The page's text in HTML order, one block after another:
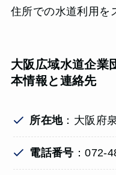
住所での水道利用を
大阪広域水道企業
本情報と連絡先
所在地：大阪府
電話番号 ：072-